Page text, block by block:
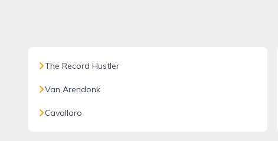
The Record Hustler
Van Arendonk
Cavallaro